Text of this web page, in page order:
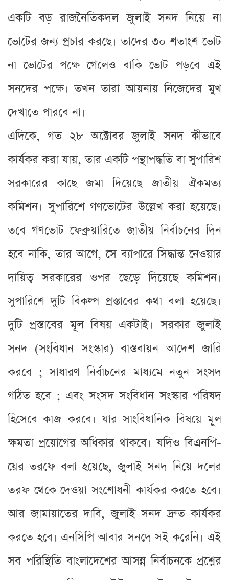
একটি বড় রাজনৈতিকদল জুলাই সনদ নিয়ে না
ভোটের জন্য প্রচার করছে। তাদের ৩০ শতাংশ ভোট
না ভোটের পক্ষে গেলেও বাকি ভোট পড়বে এই
সনদের পক্ষে। তখন তারা আয়নায় নিজেদের মুখ
দেখাতে পারবে না।
এদিকে, গত ২৮ অক্টোবর জুলাই সনদ কীভাবে
কার্যকর করা যায়, তার একটি পন্থাপদ্ধতি বা সুপারিশ
সরকারের কাছে জমা দিয়েছে জাতীয় ঐকমত্য
কমিশন। সুপারিশে গণভোটের উল্লেখ করা হয়েছে।
তবে গণভোট ফেব্রুয়ারিতে জাতীয় নির্বাচনের দিন
হবে নাকি, তার আগে, সে ব্যাপারে সিদ্ধান্ত নেওয়ার
দায়িত্ব সরকারের ওপর ছেড়ে দিয়েছে কমিশন।
সুপারিশে দুটি বিকল্প প্রস্তাবের কথা বলা হয়েছে।
দুটি প্রস্তাবের মূল বিষয় একটাই। সরকার জুলাই
সনদ (সংবিধান সংস্কার) বাস্তবায়ন আদেশ জারি
করবে ; সাধারণ নির্বাচনের মাধ্যমে নতুন সংসদ
গঠিত হবে ; এবং সংসদ সংবিধান সংস্কার পরিষদ
হিসেবে কাজ করবে। যার সাংবিধানিক বিষয়ে মূল
ক্ষমতা প্রয়োগের অধিকার থাকবে। যদিও বিএনপি-
য়ের তরফে বলা হয়েছে, জুলাই সনদ নিয়ে দলের
তরফ থেকে দেওয়া সংশোধনী কার্যকর করতে হবে।
আর জামায়াতের দাবি, জুলাই সনদ দ্রুত কার্যকর
করতে হবে। এনসিপি আবার সনদে সই করেনি। এই
সব পরিস্থিতি বাংলাদেশের আসন্ন নির্বাচনকে প্রশ্নের